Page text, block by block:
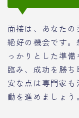
面接は、あなた
絶好の機会です
っかりとした準
臨み、成功を勝
安な点は専門家
動を進めましょう。